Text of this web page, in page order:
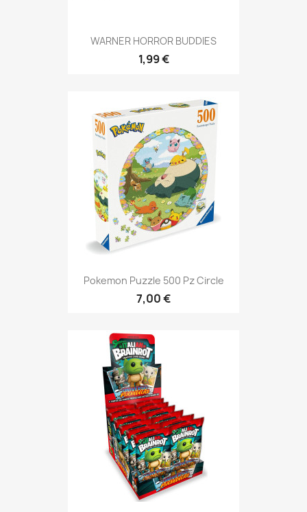
WARNER HORROR BUDDIES
1,99 €
Pokemon Puzzle 500 Pz Circle
7,00 €